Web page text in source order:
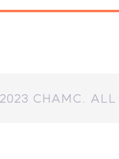
CHAMC. ALL